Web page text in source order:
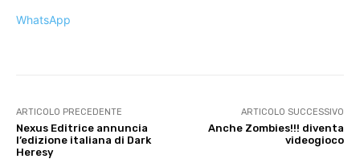
WhatsApp
ARTICOLO PRECEDENTE
Nexus Editrice annuncia
l’edizione italiana di Dark
Heresy
ARTICOLO SUCCESSIVO
Anche Zombies!!! diventa
videogioco